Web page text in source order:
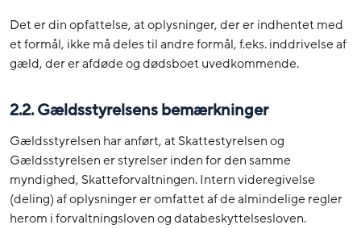
Det er din opfattelse, at oplysninger, der er indhentet med
et formål, ikke må deles til andre formål, f.eks. inddrivelse af
gæld, der er afdøde og dødsboet uvedkommende.
2.2. Gældsstyrelsens bemærkninger
Gældsstyrelsen har anført, at Skattestyrelsen og
Gældsstyrelsen er styrelser inden for den samme
myndighed, Skatteforvaltningen. Intern videregivelse
(deling) af oplysninger er omfattet af de almindelige regler
herom i forvaltningsloven og databeskyttelsesloven.